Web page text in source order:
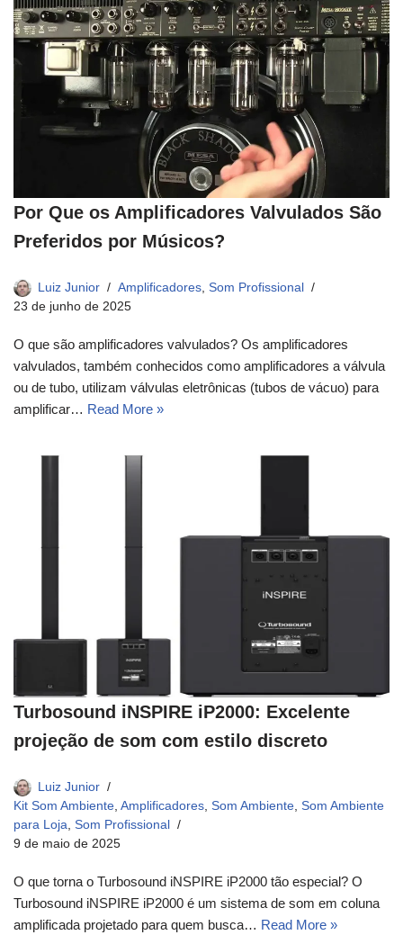
Por Que os Amplificadores Valvulados São
Preferidos por Músicos?
Luiz Junior Amplificadores Som Profissional
23 de junho de 2025
O que são amplificadores valvulados? Os amplificadores
valvulados, também conhecidos como amplificadores a válvula
ou de tubo, utilizam válvulas eletrônicas (tubos de vácuo) para
amplificar… Read More »
Turbosound iNSPIRE iP2000: Excelente
projeção de som com estilo discreto
Luiz Junior
Kit Som Ambiente, Amplificadores, Som Ambiente, Som Ambiente
para Loja, Som Profissional
9 de maio de 2025
O que torna o Turbosound iNSPIRE iP2000 tão especial? O
Turbosound iNSPIRE iP2000 é um sistema de som em coluna
amplificada projetado para quem busca… Read More »